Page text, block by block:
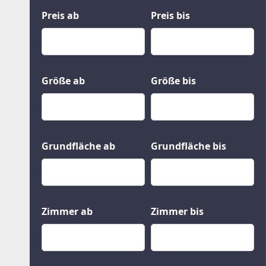
Gewerbeobjekte
Grund und Boden
Miete
Preis ab
Preis bis
Größe ab Größe bis
Grundfläche ab Grundfläche bis
Zimmer ab Zimmer bis